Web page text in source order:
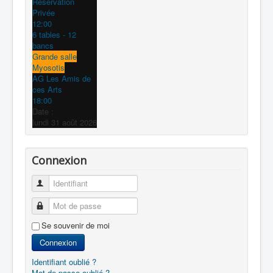
Privée
12:00
6 tables - 12
bancs
Grande salle
Myosotis
AG Les Amis de
ces Arts
18:00
Date :
lundi 31 août 2026
Connexion
Identifiant
Mot de passe
Se souvenir de moi
Connexion
Identifiant oublié ?